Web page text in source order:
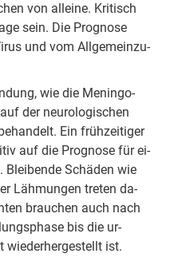
von al­lei­ne. Kri­tisch
sein. Die Pro­gno­se
und vom All­ge­mein­zu­
wie die Me­nin­go­
der neu­ro­lo­gi­schen
Ein früh­zei­ti­ger
auf die Pro­gno­se für ei­
Blei­ben­de Schä­den wie
Läh­mun­gen tre­ten da­
brau­chen auch nach
bis die ur­
ist.